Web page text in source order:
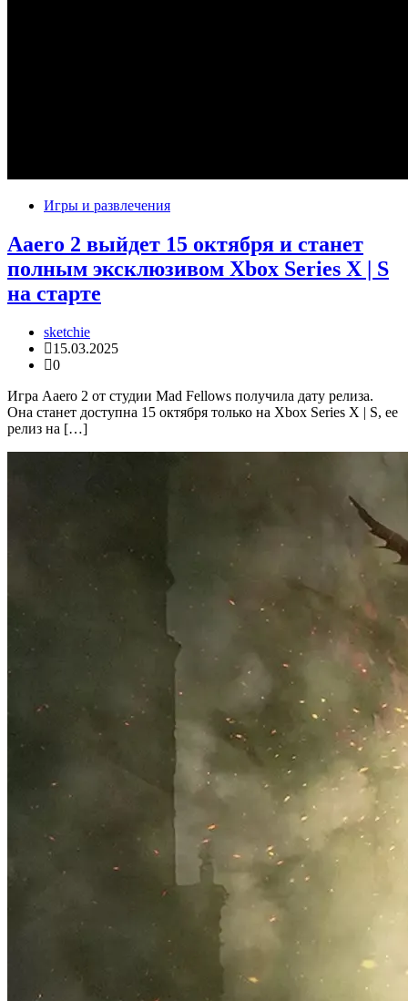
Игры и развлечения
Aaero 2 выйдет 15 октября и станет
полным эксклюзивом Xbox Series X | S
на старте
sketchie
15.03.2025
0
Игра Aaero 2 от студии Mad Fellows получила дату релиза.
Она станет доступна 15 октября только на Xbox Series X | S, ее
релиз на […]